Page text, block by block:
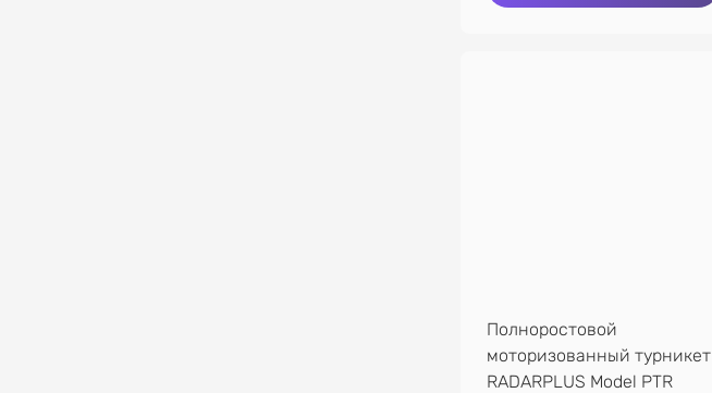
Полноростовой
моторизованный турникет
RADARPLUS Model PTR